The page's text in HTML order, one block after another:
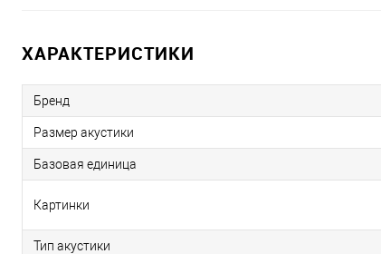
ХАРАКТЕРИСТИКИ
Бренд
Размер акустики
Базовая единица
Картинки
Тип акустики